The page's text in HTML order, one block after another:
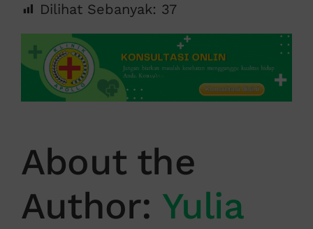
Dilihat Sebanyak: 37
About the
Author: Yulia